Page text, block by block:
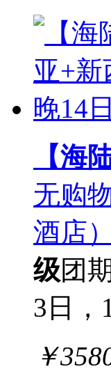
【海
无购
酒店
级团
3日，
￥